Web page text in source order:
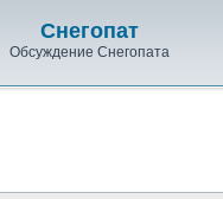
Снегопат
Обсуждение Снегопата